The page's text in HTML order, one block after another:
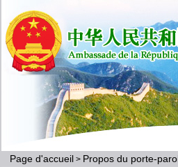
Page d'accueil > Propos du porte-